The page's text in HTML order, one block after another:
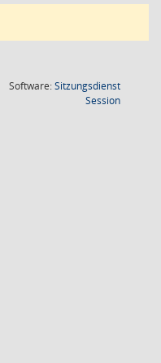
Software:Sitzungsdienst
Session(Wird in